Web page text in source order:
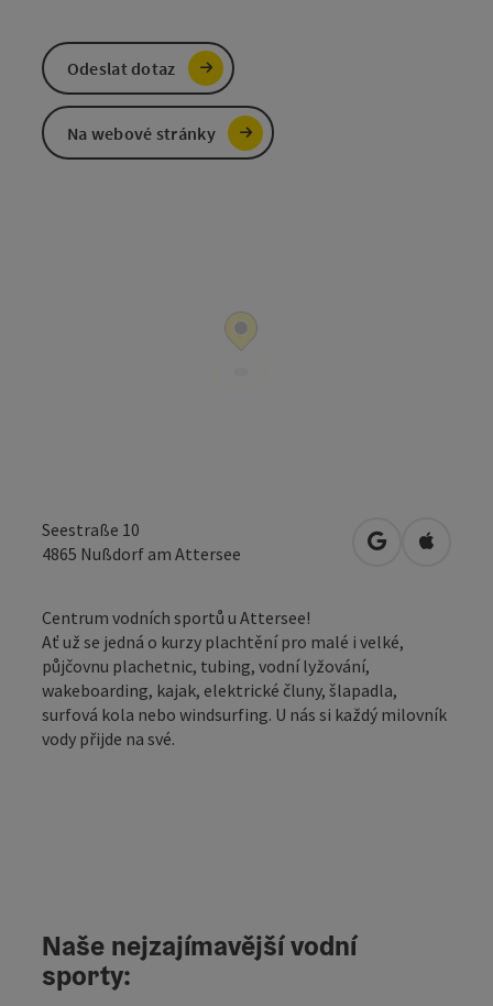
Seestraße 10
4865 Nußdorf am Attersee Otevřít vOtevřít
Centrum vodních sportů u Attersee!
Ať už se jedná o kurzy plachtění pro malé i velké,
půjčovnu plachetnic, tubing, vodní lyžování,
wakeboarding, kajak, elektrické čluny, šlapadla,
surfová kola nebo windsurfing. U nás si každý milovník
vody přijde na své.
Naše nejzajímavější vodní
sporty:
Odeslat dotaz
Na webové stránky